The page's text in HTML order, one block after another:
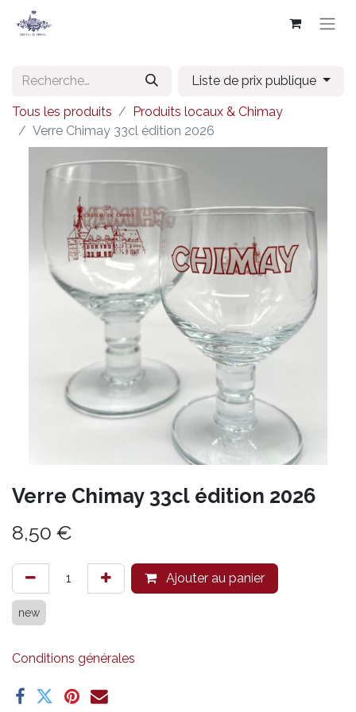
Liste de prix publique
Tous les produits
Produits locaux & Chimay
Verre Chimay 33cl édition 2026
Verre Chimay 33cl édition 2026
8,50 €
Ajouter au panier
new
Conditions générales